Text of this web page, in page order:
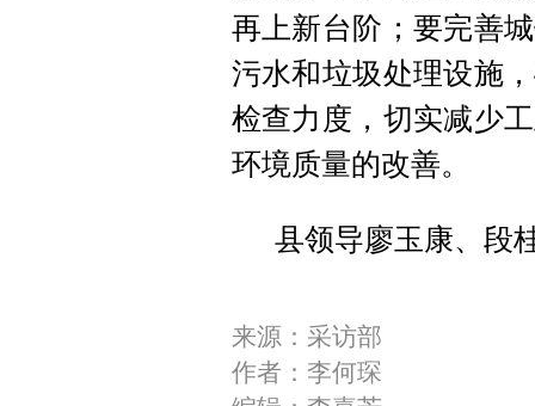
再上新台阶；要完善
污水和垃圾处理设施
检查力度，切实减少
环境质量的改善。
县领导廖玉康、段
来源：采访部
作者：李何琛